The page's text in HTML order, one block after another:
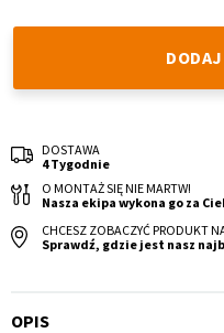
DOSTAWA
4 Tygodnie
O MONTAŻ SIĘ NIE MARTW!
Nasza ekipa wykona go za
CHCESZ ZOBACZYĆ PRODUKT
Sprawdź, gdzie jest nasz
OPIS
Krzesło i fotel